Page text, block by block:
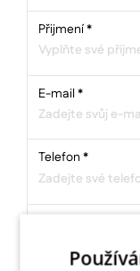
Přijmení*
E-mail*
Telefon *